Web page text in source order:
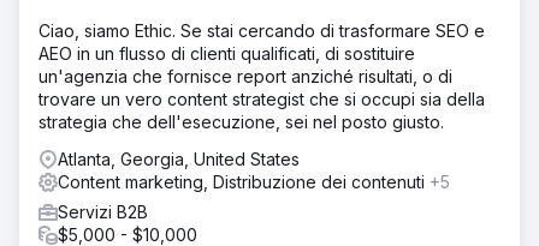
Ciao, siamo Ethic. Se stai cercando di trasformare SEO e
AEO in un flusso di clienti qualificati, di sostituire
un'agenzia che fornisce report anziché risultati, o di
trovare un vero content strategist che si occupi sia della
strategia che dell'esecuzione, sei nel posto giusto.
Atlanta, Georgia, United States
Content marketing, Distribuzione dei contenuti +5
Servizi B2B
$5,000 - $10,000